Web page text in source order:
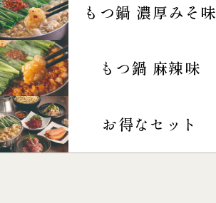
もつ鍋 濃厚みそ味
もつ鍋 麻辣味
お得なセット